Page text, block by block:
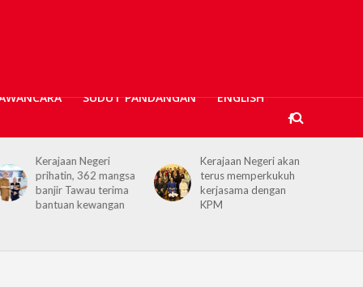
SUDUT PANDANGAN ENGLISH
Kerajaan Negeri akan
terus memperkukuh
kerjasama dengan
KPM
Projek Empangan Air
Tawau capai 74.04
peratus, bakal atasi
krisis air